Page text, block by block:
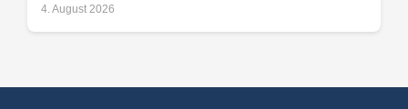
4. August 2026